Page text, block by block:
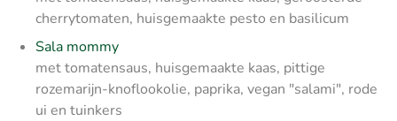
cherrytomaten, huisgemaakte pesto en basilicum
Sala mommy
met tomatensaus, huisgemaakte kaas, pittige
rozemarijn-knoflookolie, paprika, vegan "salami", rode
ui en tuinkers